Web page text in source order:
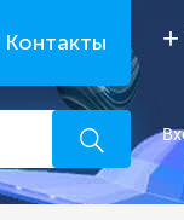
Контакты